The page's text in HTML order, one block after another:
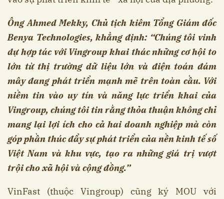
Ông Ahmed Mekky, Chủ tịch kiêm Tổng Giám đốc
Benya Technologies, khẳng định: “Chúng tôi vinh
dự hợp tác với Vingroup khai thác những cơ hội to
lớn từ thị trường dữ liệu lớn và điện toán đám
mây đang phát triển mạnh mẽ trên toàn cầu. Với
niềm tin vào uy tín và năng lực triển khai của
Vingroup, chúng tôi tin rằng thỏa thuận không chỉ
mang lại lợi ích cho cả hai doanh nghiệp mà còn
góp phần thúc đẩy sự phát triển của nền kinh tế số
Việt Nam và khu vực, tạo ra những giá trị vượt
trội cho xã hội và cộng đồng.”
VinFast (thuộc Vingroup) cũng ký MOU với